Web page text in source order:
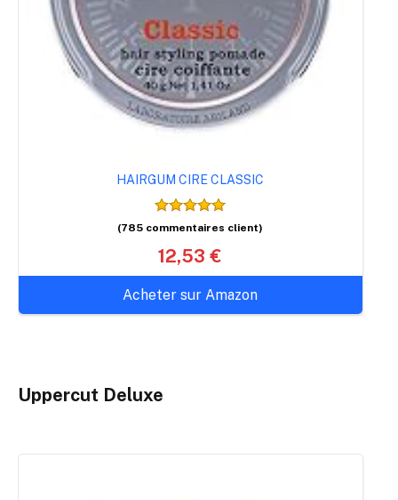
HAIRGUM CIRE CLASSIC
(785 commentaires client)
12,53 €
Acheter sur Amazon
Uppercut Deluxe